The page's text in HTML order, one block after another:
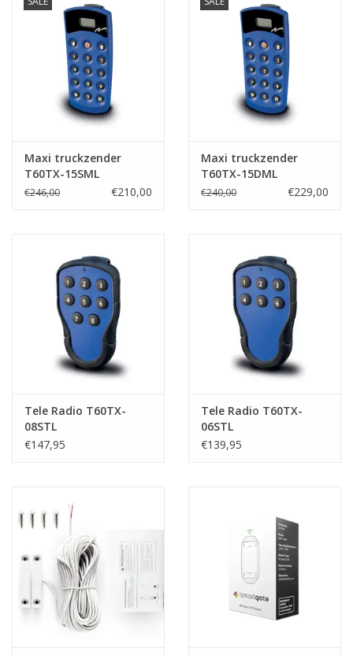
Maxi truckzender
T60TX-15SML
€246,00 €210,00
Maxi truckzender
T60TX-15DML
€240,00 €229,00
Tele Radio T60TX-
08STL
€147,95
Tele Radio T60TX-
06STL
€139,95